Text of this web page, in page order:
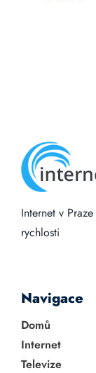
Internet v Praze
rychlosti
Navigace
Domů
Internet
Televize